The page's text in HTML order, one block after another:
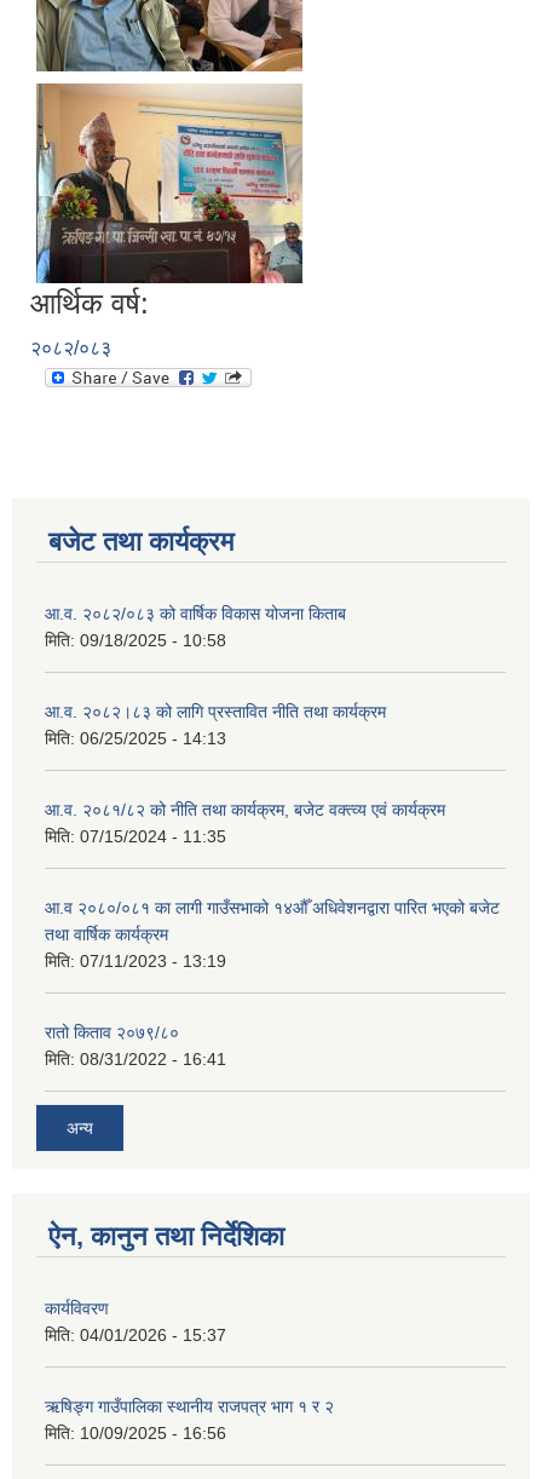
आर्थिक वर्ष:
२०८२/०८३
बजेट तथा कार्यक्रम
आ.व. २०८२/०८३ को वार्षिक विकास योजना किताब
मिति: 09/18/2025 - 10:58
आ.व. २०८२।८३ को लागि प्रस्तावित नीति तथा कार्यक्रम
मिति: 06/25/2025 - 14:13
आ.व. २०८१/८२ को नीति तथा कार्यक्रम, बजेट वक्त्व्य एवं कार्यक्रम
मिति: 07/15/2024 - 11:35
आ.व २०८०/०८१ का लागी गाउँसभाको १४औँ अधिवेशनद्वारा पारित भएको बजेट
तथा वार्षिक कार्यक्रम
मिति: 07/11/2023 - 13:19
रातो किताव २०७९/८०
मिति: 08/31/2022 - 16:41
अन्य
ऐन, कानुन तथा निर्देशिका
कार्यविवरण
मिति: 04/01/2026 - 15:37
ऋषिङ्ग गाउँपालिका स्थानीय राजपत्र भाग १ र २
मिति: 10/09/2025 - 16:56